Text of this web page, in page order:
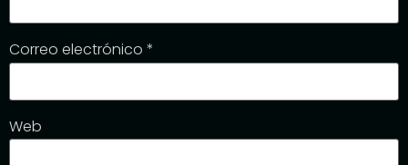
Correo electrónico *
Web